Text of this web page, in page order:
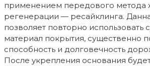
применением передового метода
регенерации — ресайклинга.
позволяет повторно
материал покрытия, существенно
способность и долговечность
После укрепления основания